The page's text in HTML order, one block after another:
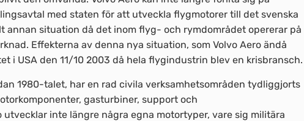
med staten för att utveckla flygmotorer till det svenska
annan situation då det inom flyg- och rymdområdet opererar på
Effekterna av denna nya situation, som Volvo Aero ändå
i USA den 11/10 2003 då hela flygindustrin blev en krisbransch.
1980-talet, har en rad civila verksamhetsområden tydliggjorts
gasturbiner, support och
inte längre några egna motortyper, vare sig militära